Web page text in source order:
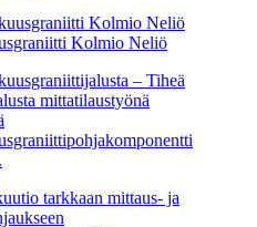
Kolmio Neliö